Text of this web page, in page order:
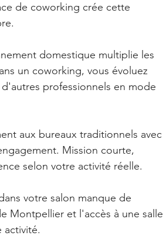
de coworking crée cette
domestique multiplie les
un coworking, vous évoluez
professionnels en mode
aux bureaux traditionnels avec
Mission courte,
selon votre activité réelle.
votre salon manque de
Montpellier et l'accès à une salle
activité.